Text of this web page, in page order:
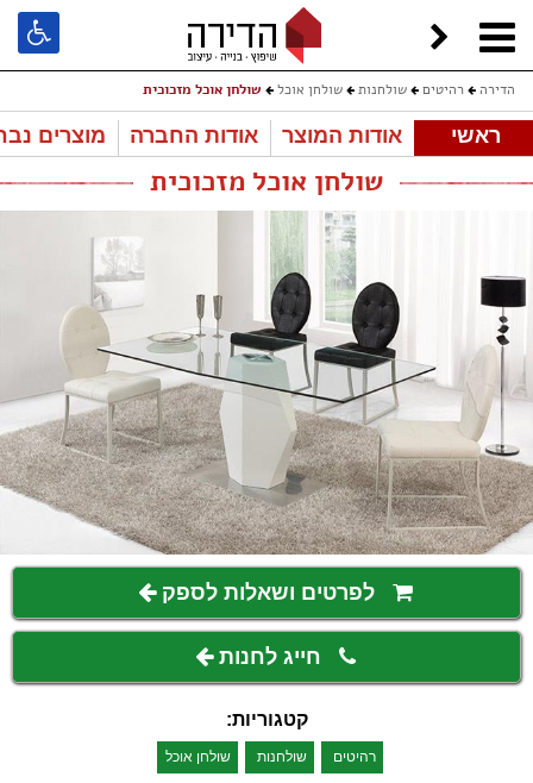
הדירה רהיטים שולחנות שולחן אוכל שולחן אוכל מזכוכית
ראשי אודות המוצר אודות החברה מוצרים
שולחן אוכל מזכוכית
לפרטים ושאלות לספק
חייג לחנות
קטגוריות:
רהיטים שולחנות שולחן אוכל